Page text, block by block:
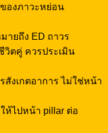
ของภาวะหย่อน
ายถึง ED ถาวร
วิตคู่ ควรประเมิน
งเกตอาการ ไม่ใช่หน้า
ห้ไปหน้า pillar ต่อ